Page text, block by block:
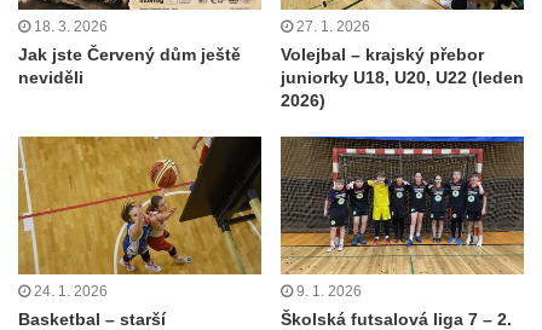
18. 3. 2026
Jak jste Červený dům ještě
neviděli
27. 1. 2026
Volejbal – krajský přebor
juniorky U18, U20, U22 (leden
2026)
24. 1. 2026
Basketbal – starší
9. 1. 2026
Školská futsalová liga 7 – 2.